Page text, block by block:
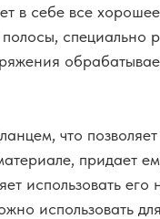
в себе все
специально
что
придает
использовать
использовать